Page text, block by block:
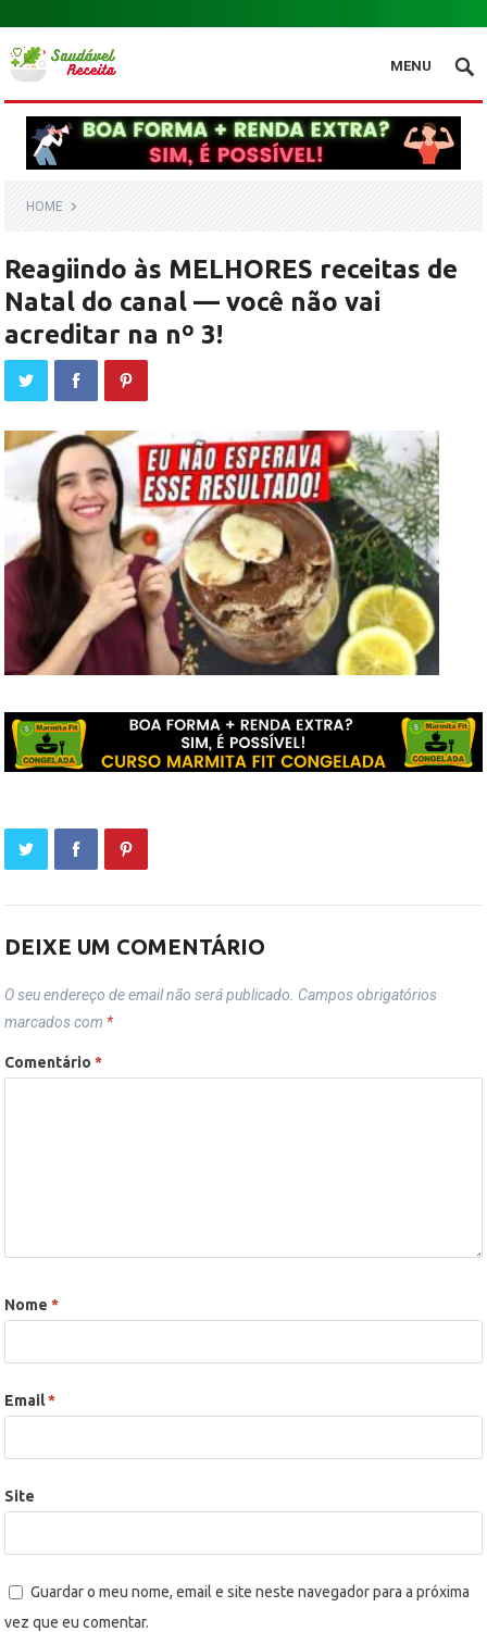
.
MENU
HOME
Reagiindo às MELHORES receitas de
Natal do canal — você não vai
acreditar na nº 3!
DEIXE UM COMENTÁRIO
O seu endereço de email não será publicado. Campos obrigatórios
marcados com *
Comentário*
Nome*
Email*
Site
Guardar o meu nome, email e site neste navegador para a próxima
vez que eu comentar.